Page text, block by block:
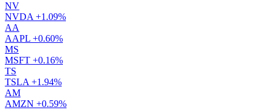
NV
NVDA +1.09%
AA
AAPL +0.60%
MS
MSFT +0.16%
TS
TSLA +1.94%
AM
AMZN +0.59%